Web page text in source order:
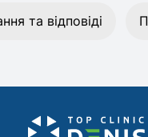
та відповіді